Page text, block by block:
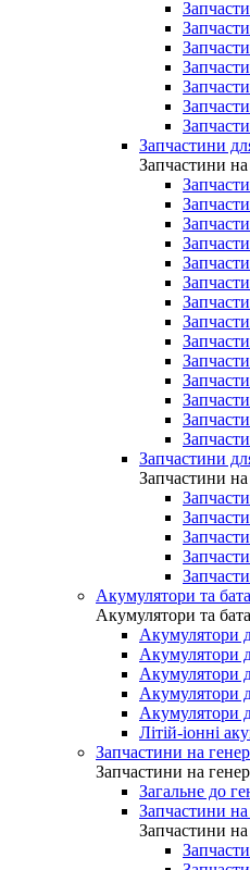
Запчастини
Запчастини
Запчастини
Запчастини
Акумулятори та
Акумулятори та
Акумулятори
Акумулятори
Акумулятори
Акумулятори
Акумулятори
Літій-іонні
Запчастини на
Запчастини на
Загальне до
Запчастини на
Запчастини